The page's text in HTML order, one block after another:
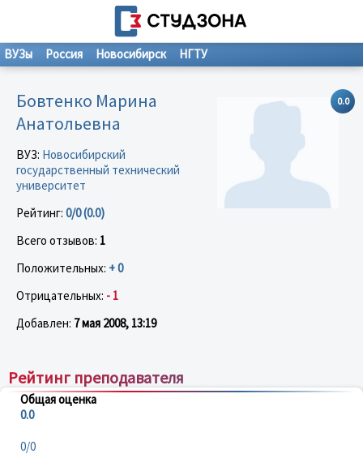
ВУЗы Россия Новосибирск НГТУ
0.0
Бовтенко Марина
Анатольевна
ВУЗ: Новосибирский
государственный технический
университет
Рейтинг: 0/0 (0.0)
Всего отзывов: 1
Положительных: + 0
Отрицательных: - 1
Добавлен: 7 мая 2008, 13:19
Рейтинг преподавателя
Общая оценка
0.0
0/0